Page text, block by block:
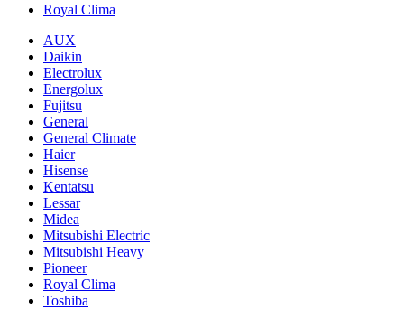
Royal Clima
AUX
Daikin
Electrolux
Energolux
Fujitsu
General
General Climate
Haier
Hisense
Kentatsu
Lessar
Midea
Mitsubishi Electric
Mitsubishi Heavy
Pioneer
Royal Clima
Toshiba